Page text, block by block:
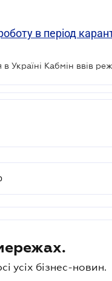
в період
в Україні Кабмін ввів
усіх бізнес-новин.